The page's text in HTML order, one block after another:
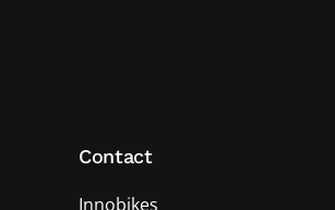
Contact
Innobikes